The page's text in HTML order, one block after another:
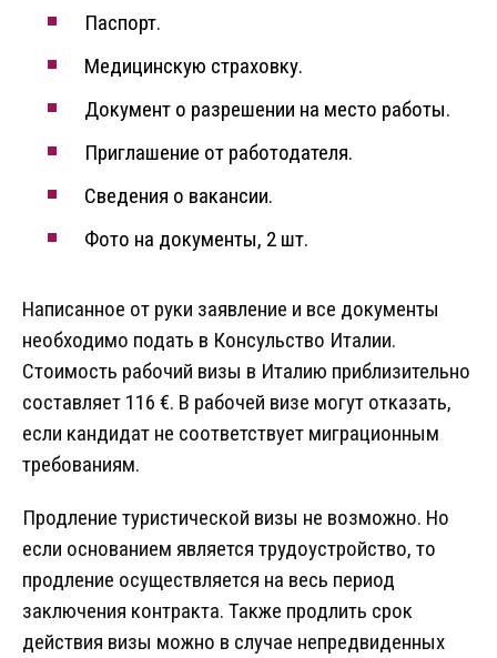
Паспорт.
Медицинскую страховку.
Документ о разрешении на место работы.
Приглашение от работодателя.
Сведения о вакансии.
Фото на документы, 2 шт.
Написанное от руки заявление и все документы
необходимо подать в Консульство Италии.
Стоимость рабочий визы в Италию приблизительно
составляет 116 €. В рабочей визе могут отказать,
если кандидат не соответствует миграционным
требованиям.
Продление туристической визы не возможно. Но
если основанием является трудоустройство, то
продление осуществляется на весь период
заключения контракта. Также продлить срок
действия визы можно в случае непредвиденных